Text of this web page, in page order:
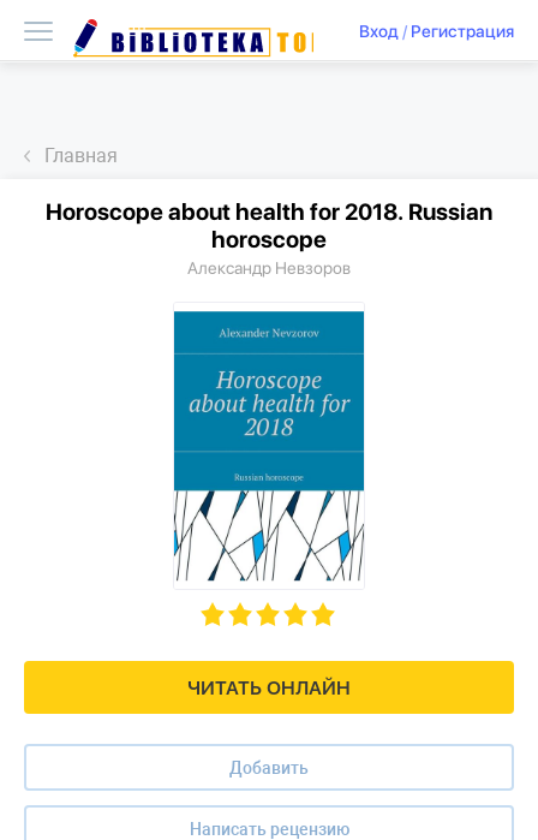
Вход/ Регистрация
Главная
ЧИТАТЬ ОНЛАЙН
Добавить
Написать рецензию
Horoscope about health for 2018. Russian
horoscope
Александр Невзоров